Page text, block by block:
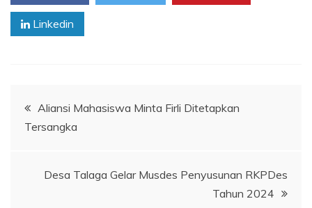
Linkedin
Navigasi
pos
Aliansi Mahasiswa Minta Firli Ditetapkan
Tersangka
Desa Talaga Gelar Musdes Penyusunan RKPDes
Tahun 2024